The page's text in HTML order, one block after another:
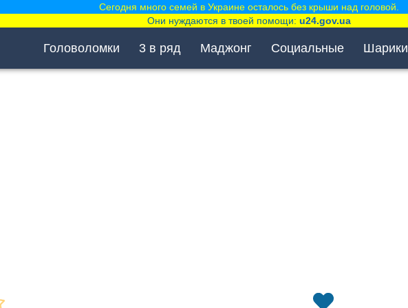
Головоломки 3 в ряд Маджонг Социальные Шарики
Сегодня много семей в Украине осталось без крыши над головой.
Они нуждаются в твоей помощи: u24.gov.ua